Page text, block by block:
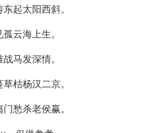
起太阳西斜。
云海上生。
马发深情。
枯杨汉二京。
愁杀老侯赢。